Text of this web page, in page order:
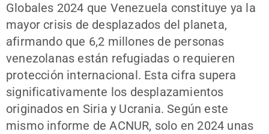
Globales 2024 que Venezuela constituye ya la
mayor crisis de desplazados del planeta,
afirmando que 6,2 millones de personas
venezolanas están refugiadas o requieren
protección internacional. Esta cifra supera
significativamente los desplazamientos
originados en Siria y Ucrania. Según este
mismo informe de ACNUR, solo en 2024 unas